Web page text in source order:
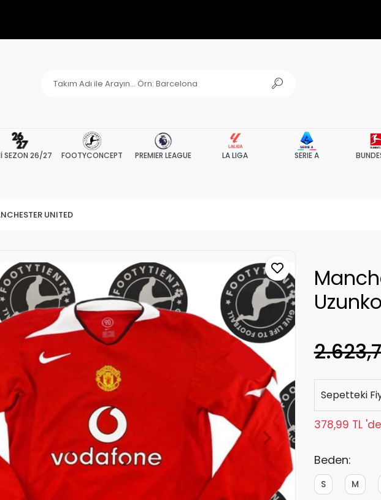
SEZON 26/27 FOOTYCONCEPT PREMIER LEAGUE LA LIGA SERIE A
UNITED
Sepetteki
378,99 TL
Beden:
M
S